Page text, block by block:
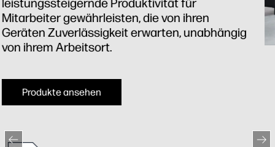
bis zur Cloud
Gewährleisten Sie mit HP Cloud Clients die
Zentralisierung von Daten und Anwendungen auf